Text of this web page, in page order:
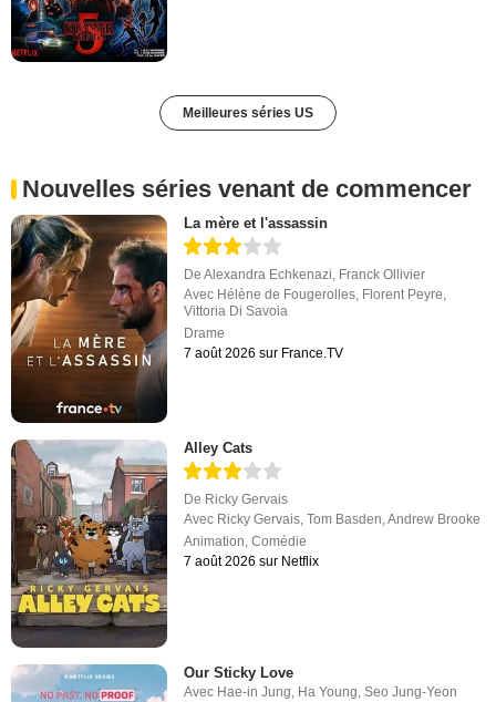
Meilleures séries US
Nouvelles séries venant de commencer
La mère et l'assassin
DeAlexandra Echkenazi Franck Ollivier
Avec Hélène de Fougerolles Florent Peyre
Vittoria Di Savoia
Drame
7 août 2026 sur France.TV
Alley Cats
De Ricky Gervais
Avec Ricky Gervais,Tom Basden,Andrew Brooke
Animation,Comédie
7 août 2026 sur Netflix
Our Sticky Love
Avec Hae-in Jung, Ha Young,Seo Jung-Yeon